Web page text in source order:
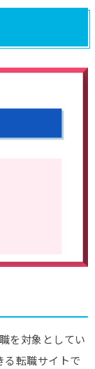
を対象としてい
る転職サイトで